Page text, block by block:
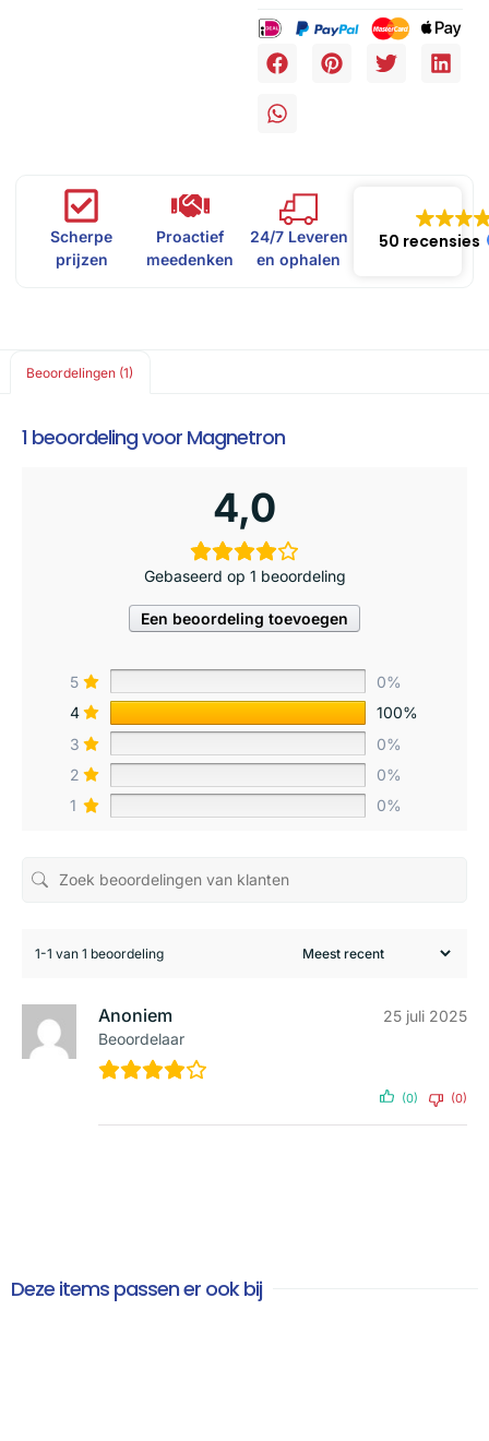
Scherpe
prijzen
Proactief
meedenken
24/7 Leveren
en ophalen
50 recensies
Beoordelingen (1)
1 beoordeling voor Magnetron
4,0
Gebaseerd op 1 beoordeling
Een beoordeling toevoegen
5
0%
4
100%
3
0%
2
0%
1
0%
1-1 van 1 beoordeling
Anoniem
Beoordelaar
25 juli 2025
(0) (0)
Deze items passen er ook bij